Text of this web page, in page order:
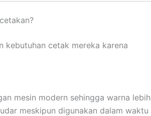
kebutuhan cetak mereka karena
mesin modern sehingga warna lebih
meskipun digunakan dalam waktu